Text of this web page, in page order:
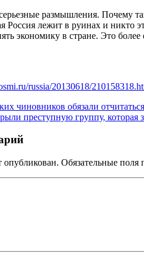
размышления. Почему
Россия лежит в руинах и
экономику в стране. Это
russia/20130618/
чиновников обязали
преступную группу,
опубликован. Обязательные поля